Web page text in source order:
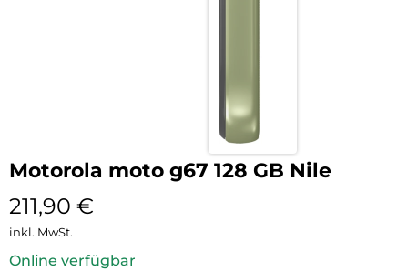
Motorola moto g67 128 GB Nile
211,90 €
inkl. MwSt.
Online verfügbar